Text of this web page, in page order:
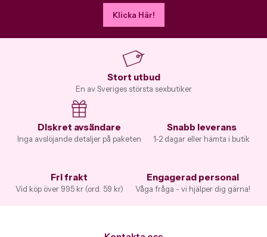
Klicka Här!
Stort utbud
En av Sveriges största sexbutiker
Diskret avsändare
Inga avslöjande detaljer på paketen
Snabb leverans
1-2 dagar eller hämta i butik
Fri frakt
Vid köp över 995 kr (ord. 59 kr)
Engagerad personal
Våga fråga - vi hjälper dig gärna!